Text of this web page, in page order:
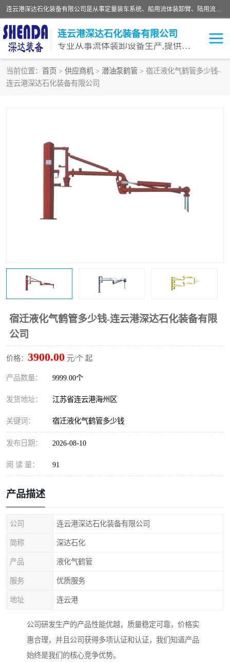
连云港深达石化装备有限公司是从事定量装车系统、船用流体装卸臂、陆用流体装卸臂（鹤管）、活动梯、钢构平台等全系列流体装卸设备的设计、制造、销售以及服务的专业供应商。公司始终以客户为中心，密切跟踪国内外油气储运及装卸设备先进技术的发展，以先进的技术、优质的产品、一流的服务，满足客户需求。
连云港深达石化装备有限公司
专业从事流体装卸设备生产,提供全面解决方案，生产与定制服务
当前位置： 首页 > 供应商机 > 潜油泵鹤管 > 宿迁液化气鹤管多少钱-
连云港深达石化装备有限公司
宿迁液化气鹤管多少钱-连云港深达石化装备有限
公司
价格： 3900.00 元/个 起
产品数量： 9999.00个
发货地址： 江苏省连云港海州区
关键词： 宿迁液化气鹤管多少钱
发布日期： 2026-08-10
阅 读 量： 91
产品描述
公司 连云港深达石化装备有限公司
简称 深达石化
产品 液化气鹤管
服务 优质服务
地址 连云港
公司研发生产的产品性能优越，质量稳定可靠，价格实
惠合理，并且公司获得多项认证和认证，我们知道产品
始终是我们的核心竞争优势。
鹤管
液氨装鹤管
流体装卸臂
汽车鹤管